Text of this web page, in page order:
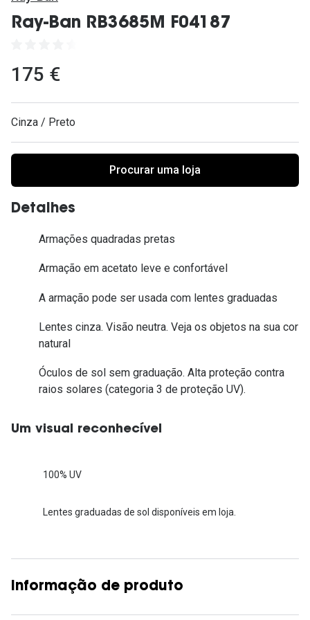
Ray-Ban RB3685M F04187
175 €
Cinza / Preto
Procurar uma loja
Detalhes
Armações quadradas pretas
Armação em acetato leve e confortável
A armação pode ser usada com lentes graduadas
Lentes cinza. Visão neutra. Veja os objetos na sua cor
natural
Óculos de sol sem graduação. Alta proteção contra
raios solares (categoria 3 de proteção UV).
Um visual reconhecível
100% UV
Lentes graduadas de sol disponíveis em loja.
Informação de produto